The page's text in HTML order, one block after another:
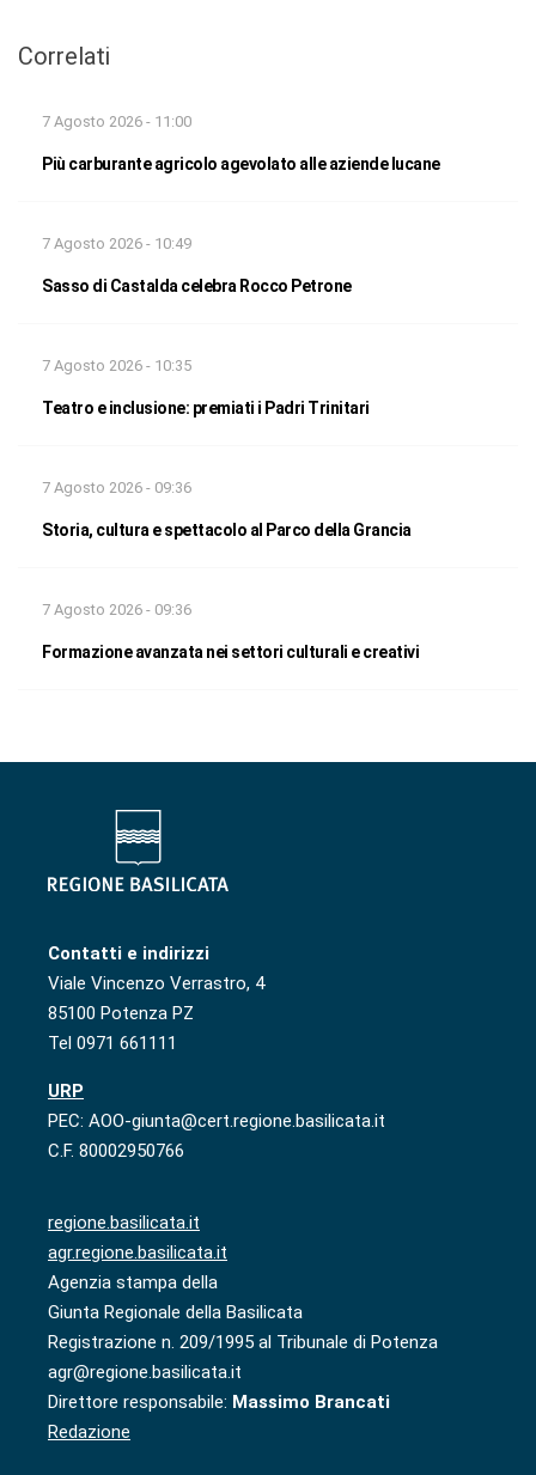
Correlati
7 Agosto 2026 - 11:00
Più carburante agricolo agevolato alle aziende lucane
7 Agosto 2026 - 10:49
Sasso di Castalda celebra Rocco Petrone
7 Agosto 2026 - 10:35
Teatro e inclusione: premiati i Padri Trinitari
7 Agosto 2026 - 09:36
Storia, cultura e spettacolo al Parco della Grancia
7 Agosto 2026 - 09:36
Formazione avanzata nei settori culturali e creativi
Contatti e indirizzi
Viale Vincenzo Verrastro, 4
85100 Potenza PZ
Tel 0971 661111
URP
PEC: AOO-giunta@cert.regione.basilicata.it
C.F. 80002950766
regione.basilicata.it
agr.regione.basilicata.it
Agenzia stampa della
Giunta Regionale della Basilicata
Registrazione n. 209/1995 al Tribunale di Potenza
agr@regione.basilicata.it
Direttore responsabile: Massimo Brancati
Redazione